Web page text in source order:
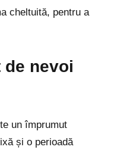
cheltuită, pentru a
de nevoi
un împrumut
și o perioadă